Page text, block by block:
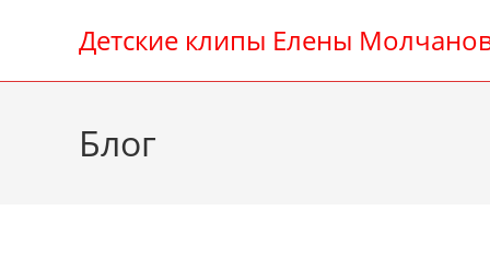
Детские клипы Елены
Блог